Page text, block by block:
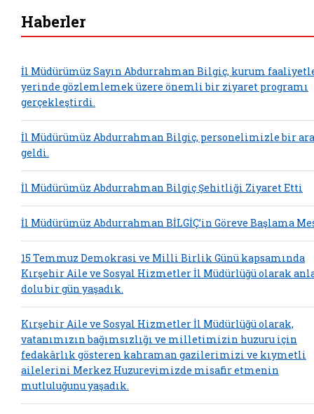
Haberler
İl Müdürümüz Sayın Abdurrahman Bilgiç, kurum
yerinde gözlemlemek üzere önemli bir ziyaret programı
gerçekleştirdi.
İl Müdürümüz Abdurrahman Bilgiç, personelimizle bir
geldi.
İl Müdürümüz Abdurrahman Bilgiç Şehitliği Ziyaret Etti
İl Müdürümüz Abdurrahman BİLGİÇ’in Göreve Başlama
15 Temmuz Demokrasi ve Milli Birlik Günü kapsamında
Kırşehir Aile ve Sosyal Hizmetler İl Müdürlüğü olarak
dolu bir gün yaşadık.
Kırşehir Aile ve Sosyal Hizmetler İl Müdürlüğü olarak,
vatanımızın bağımsızlığı ve milletimizin huzuru için
fedakârlık gösteren kahraman gazilerimizi ve kıymetli
ailelerini Merkez Huzurevimizde misafir etmenin
mutluluğunu yaşadık.